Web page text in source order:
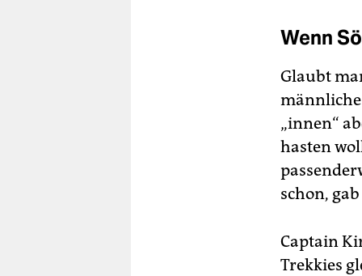
Wenn
Glaubt
„innen“
hasten
schon,
Captain
Trekkies